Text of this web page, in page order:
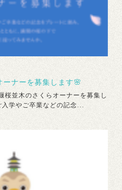
ナーを募集します🌸
木のさくらオーナーを募集し
学やご卒業などの記念...